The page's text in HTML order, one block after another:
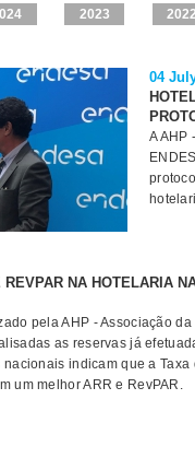
2023 2022
04
A AHP
NA HOTELARIA
pela AHP - Associação
as reservas já
indicam que a
um melhor ARR e RevPAR.